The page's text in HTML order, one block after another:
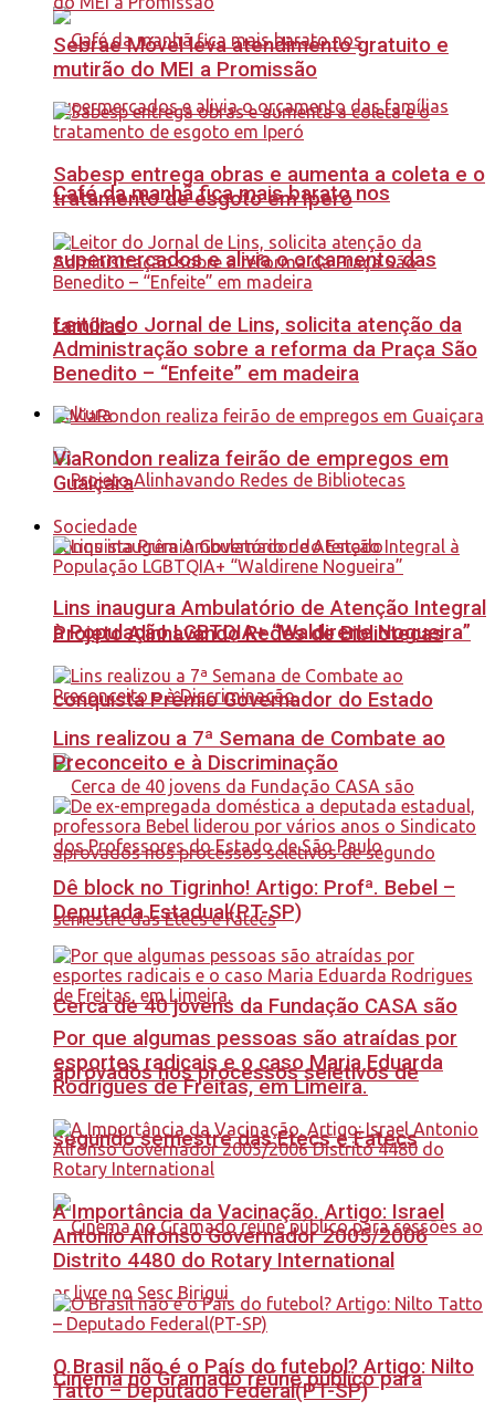
Café da manhã fica mais barato nos
supermercados e alivia o orçamento das
famílias
Cultura
Projeto Alinhavando Redes de Bibliotecas
conquista Prêmio Governador do Estado
Cerca de 40 jovens da Fundação CASA são
aprovados nos processos seletivos de
segundo semestre das Etecs e Fatecs
Cinema no Gramado reúne público para
Sebrae Móvel leva atendimento gratuito e
mutirão do MEI a Promissão
Sabesp entrega obras e aumenta a coleta e o
tratamento de esgoto em Iperó
Leitor do Jornal de Lins, solicita atenção da
Administração sobre a reforma da Praça São
Benedito – “Enfeite” em madeira
ViaRondon realiza feirão de empregos em
Guaiçara
Sociedade
Lins inaugura Ambulatório de Atenção Integral
à População LGBTQIA+ “Waldirene Nogueira”
Lins realizou a 7ª Semana de Combate ao
Preconceito e à Discriminação
Dê block no Tigrinho! Artigo: Profª. Bebel –
Deputada Estadual(PT-SP)
Por que algumas pessoas são atraídas por
esportes radicais e o caso Maria Eduarda
Rodrigues de Freitas, em Limeira.
A Importância da Vacinação. Artigo: Israel
Antonio Alfonso Governador 2005/2006
Distrito 4480 do Rotary International
O Brasil não é o País do futebol? Artigo: Nilto
Tatto – Deputado Federal(PT-SP)